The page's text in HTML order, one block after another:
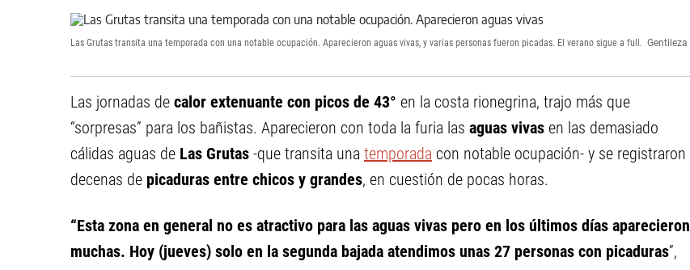
Las Grutas transita una temporada con una notable ocupación. Aparecieron aguas vivas, y varias personas fueron picadas. El verano sigue a full. Gentileza
Las jornadas de calor extenuante con picos de 43° en la costa rionegrina, trajo más que
“sorpresas” para los bañistas. Aparecieron con toda la furia las aguas vivas en las demasiado
cálidas aguas de Las Grutas -que transita una temporada con notable ocupación- y se registraron
decenas de picaduras entre chicos y grandes, en cuestión de pocas horas.
“Esta zona en general no es atractivo para las aguas vivas pero en los últimos días aparecieron
muchas. Hoy (jueves) solo en la segunda bajada atendimos unas 27 personas con picaduras”,